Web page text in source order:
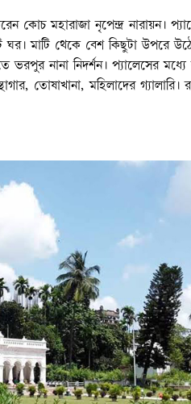
কোচ মহারাজা নৃপেন্দ্র নারায়ন।
মাটি থেকে বেশ কিছুটা উপরে
নানা নিদর্শন। প্যালেসের
তোষাখানা, মহিলাদের